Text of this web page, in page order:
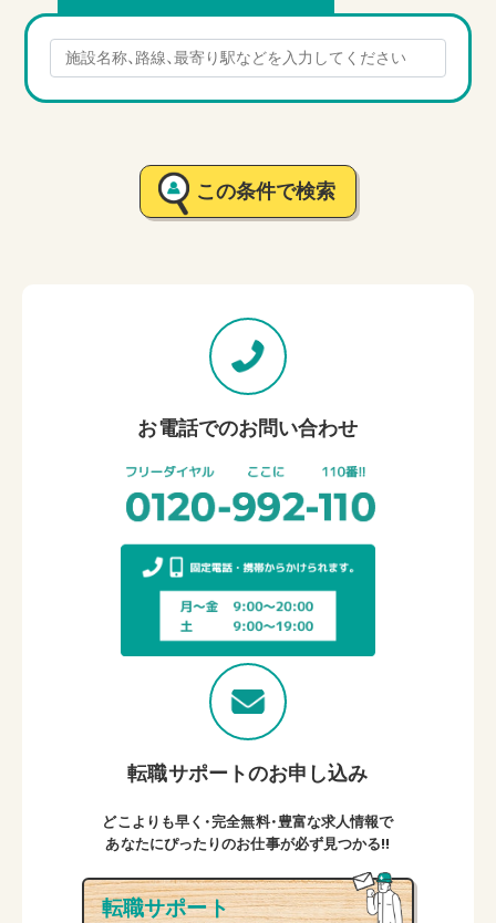
この条件で検索
お電話でのお問い合わせ
転職サポートのお申し込み
どこよりも早く・完全無料・豊富な求人情報で
あなたにぴったりのお仕事が必ず見つかる!!
転職サポート